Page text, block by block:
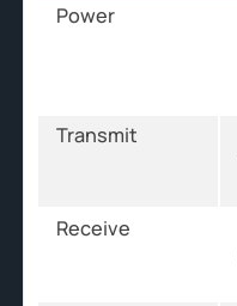
Power
Transmit
Receive